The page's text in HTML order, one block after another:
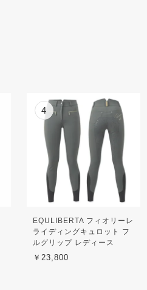
4
EQULIBERTA フィオリーレ
ライディングキュロット フ
ルグリップ レディース
￥23,800